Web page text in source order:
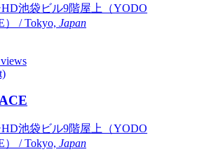
池袋ビル9階屋上（YODO
） / Tokyo, Japan
池袋ビル9階屋上（YODO
） / Tokyo, Japan